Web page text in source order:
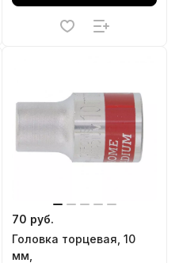
70 руб.
Головка торцевая, 10
мм,